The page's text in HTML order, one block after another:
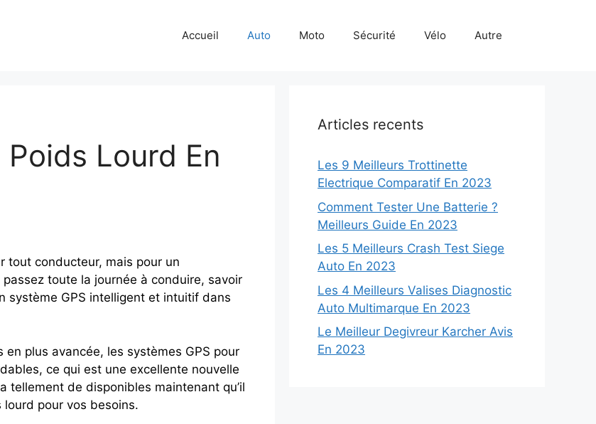
Accueil Auto Moto Sécurité Vélo Autre
Lourd En
tout conducteur, mais pour un
toute la journée à conduire, savoir
système GPS intelligent et intuitif dans
plus avancée, les systèmes GPS pour
ce qui est une excellente nouvelle
tellement de disponibles maintenant qu’il
pour vos besoins.
Articles recents
Les 9 Meilleurs Trottinette
Electrique Comparatif En 2023
Comment Tester Une Batterie ?
Meilleurs Guide En 2023
Les 5 Meilleurs Crash Test Siege
Auto En 2023
Les 4 Meilleurs Valises Diagnostic
Auto Multimarque En 2023
Le Meilleur Degivreur Karcher Avis
En 2023